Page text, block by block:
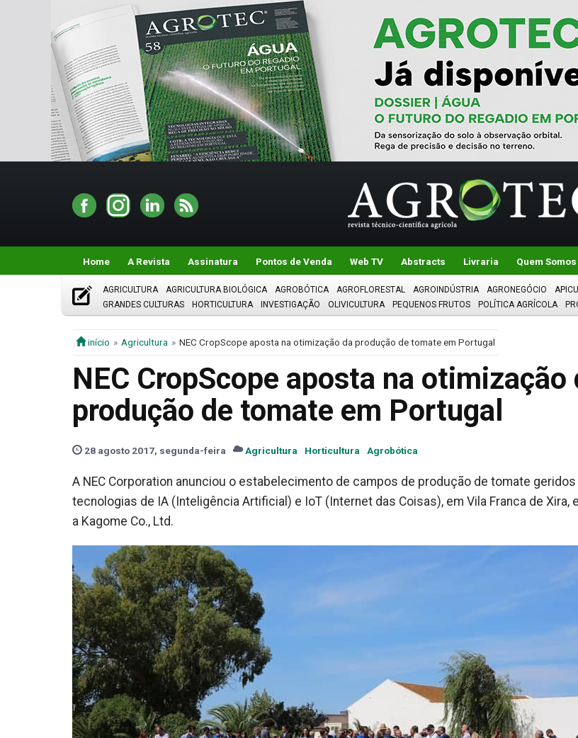
Home A Revista Assinatura Pontos de Venda Web TV Abstracts Livraria Quem Somos
AGRICULTURA AGRICULTURA BIOLÓGICA AGROBÓTICA AGROFLORESTAL AGROINDÚSTRIA AGRONEGÓCIO
GRANDES CULTURAS
HORTICULTURA INVESTIGAÇÃO OLIVICULTURA PEQUENOS FRUTOS POLÍTICA AGRÍCOLA
início Agricultura NEC CropScope aposta na otimização da produção de tomate em Portugal
NEC CropScope aposta na otimização
produção de tomate em Portugal
28 agosto 2017, segunda-feira Agricultura Horticultura Agrobótica
A NEC Corporation anunciou o estabelecimento de campos de produção de tomate
tecnologias de IA (Inteligência Artificial) e IoT (Internet das Coisas), em Vila Franca de Xira,
a Kagome Co., Ltd.